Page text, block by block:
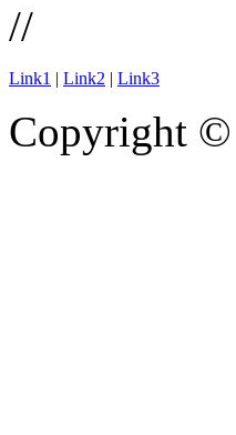
//
Link1 | Link2 | Link3
Copyright ©